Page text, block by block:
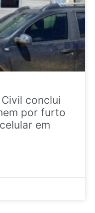
conclui
por furto
em